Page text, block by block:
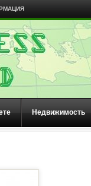
Недвижимость